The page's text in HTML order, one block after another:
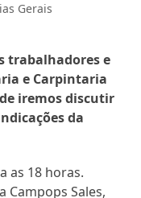
Gerais
trabalhadores e
e Carpintaria
iremos discutir
da
as 18 horas.
Campops Sales,